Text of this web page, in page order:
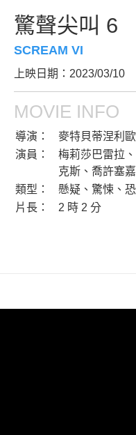
驚聲尖叫 6
SCREAM VI
上映日期：2023/03/10
MOVIE INFO
導演：
麥特貝蒂涅利
演員：
梅莉莎巴雷拉
克斯、喬許塞
類型：
懸疑、驚悚、
片長：
2 時 2 分